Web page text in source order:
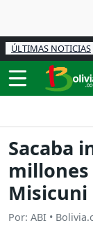
ÚLTIMAS NOTICIAS
Sacaba
millones
Misicuni
Por: ABI •